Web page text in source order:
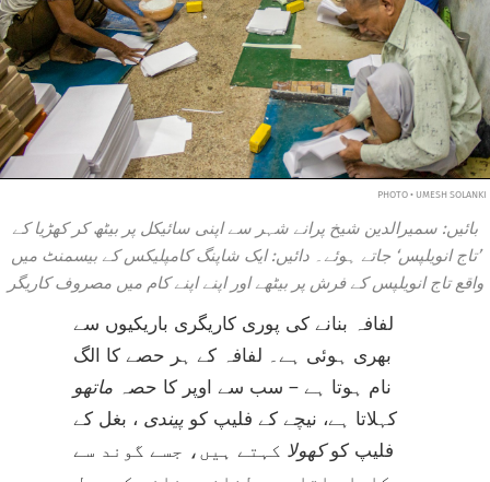
PHOTO • UMESH SOLANKI
بائیں: سمیرالدین شیخ پرانے شہر سے اپنی سائیکل پر بیٹھ کر کھڑیا کے
’تاج انویلپس‘ جاتے ہوئے۔ دائیں: ایک شاپنگ کامپلیکس کے بیسمنٹ میں
واقع تاج انویلپس کے فرش پر بیٹھے اور اپنے اپنے کام میں مصروف کاریگر
لفافہ بنانے کی پوری کاریگری باریکیوں سے
بھری ہوئی ہے۔ لفافہ کے ہر حصے کا الگ
نام ہوتا ہے – سب سے اوپر کا حصہ ماتھو
کہلاتا ہے، نیچے کے فلیپ کو پیندی ، بغل کے
فلیپ کوکھولا کہتے ہیں، جسے گوند سے